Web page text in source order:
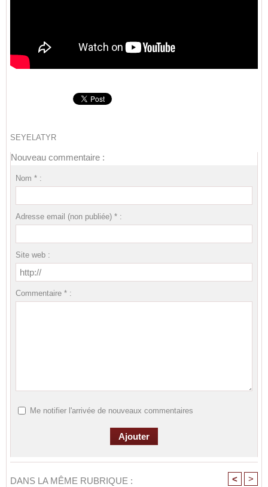
SEYELATYR
Nouveau commentaire :
Nom * :
Adresse email (non publiée) * :
Site web :
Commentaire * :
Me notifier l'arrivée de nouveaux commentaires
DANS LA MÊME RUBRIQUE : < >